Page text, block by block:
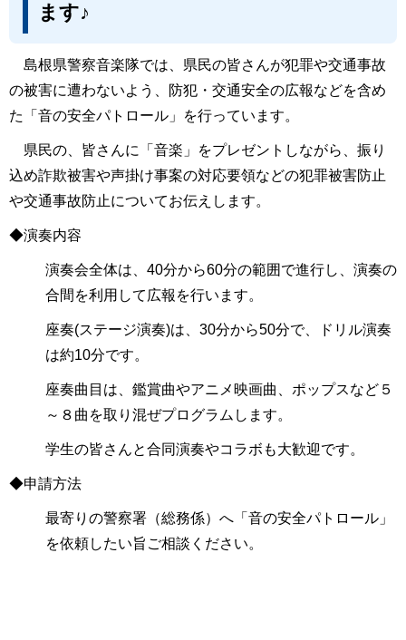
ます♪
島根県警察音楽隊では、県民の皆さんが犯罪や交通事故
の被害に遭わないよう、防犯・交通安全の広報などを含め
た「音の安全パトロール」を行っています。
県民の、皆さんに「音楽」をプレゼントしながら、振り
込め詐欺被害や声掛け事案の対応要領などの犯罪被害防止
や交通事故防止についてお伝えします。
◆演奏内容
演奏会全体は、40分から60分の範囲で進行し、演奏の
合間を利用して広報を行います。
座奏(ステージ演奏)は、30分から50分で、ドリル演奏
は約10分です。
座奏曲目は、鑑賞曲やアニメ映画曲、ポップスなど５
～８曲を取り混ぜプログラムします。
学生の皆さんと合同演奏やコラボも大歓迎です。
◆申請方法
最寄りの警察署（総務係）へ「音の安全パトロール」
を依頼したい旨ご相談ください。